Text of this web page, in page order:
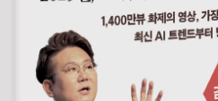
예술과 기술, 윤리의 딜레마
의 진보 | 이미지 생성 AI의 딜레마
쉬운 마이크로소프트 디자이너
디자이너는 뭐가 다를까? | 템플